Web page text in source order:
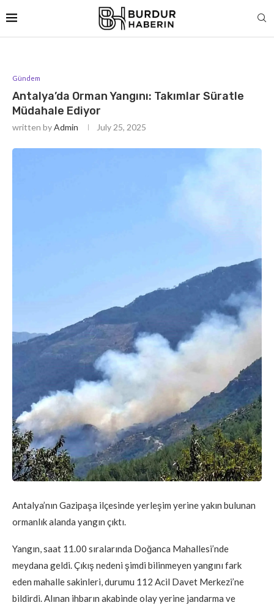
Gündem
Antalya’da Orman Yangını: Takımlar Süratle
Müdahale Ediyor
written byAdmin July 25, 2025
Antalya’nın Gazipaşa ilçesinde yerleşim yerine yakın bulunan
ormanlık alanda yangın çıktı.
Yangın, saat 11.00 sıralarında Doğanca Mahallesi’nde
meydana geldi. Çıkış nedeni şimdi bilinmeyen yangını fark
eden mahalle sakinleri, durumu 112 Acil Davet Merkezi’ne
bildirdi. Alınan ihbarın akabinde olay yerine jandarma ve